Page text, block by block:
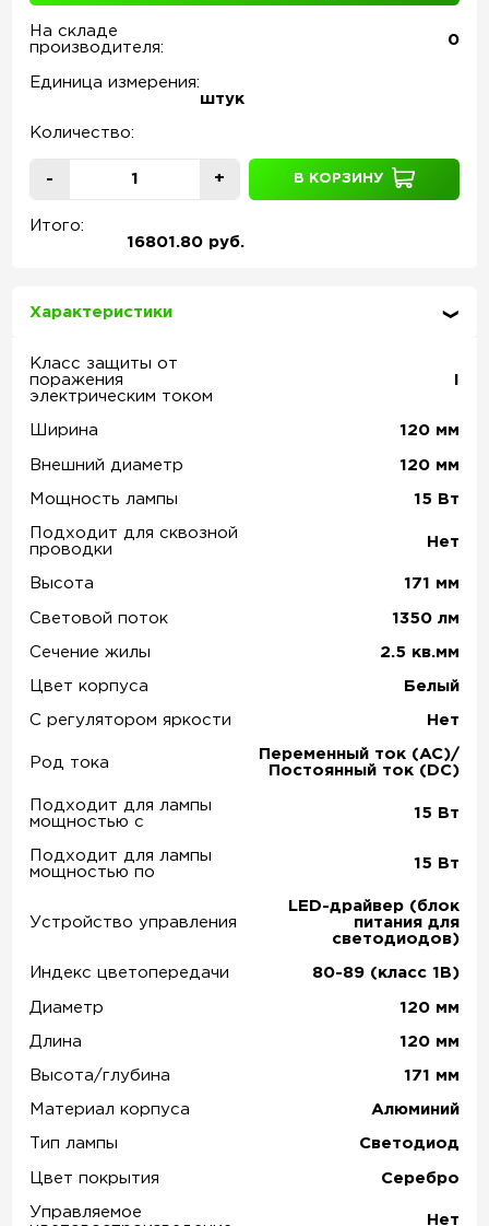
На складе
производителя:
0
Единица измерения:
штук
Количество:
- + В КОРЗИНУ
Итого:
16801.80 руб.
Характеристики
Класс защиты от
поражения
электрическим током
Ширина 120мм
Внешний диаметр 120мм
Мощность лампы 15 Вт
Подходит для сквозной
проводки
Нет
Высота 171 мм
Световой поток 1350лм
Сечение жилы 2.5 кв.мм
Цвет корпуса Белый
С регулятором яркости Нет
Род тока
Переменный ток (AC)/
Постоянный ток (DC)
Подходит для лампы
мощностью с
15 Вт
Подходит для лампы
мощностью по
15 Вт
Устройство управления
LED-драйвер (блок
питания для
светодиодов)
Индекс цветопередачи 80-89 (класс 1В)
Диаметр 120мм
Длина 120мм
Высота/глубина 171 мм
Материал корпуса Алюминий
Тип лампы Светодиод
Цвет покрытия Серебро
Управляемое
Нет